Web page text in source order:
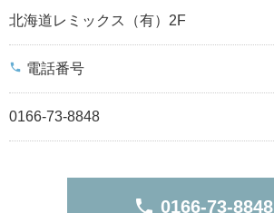
北海道レミックス（有）2F
phone 電話番号
0166-73-8848
phone 0166-73-8848